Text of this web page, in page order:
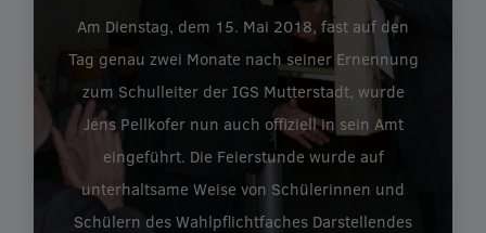
Am Dienstag, dem 15. Mai 2018, fast auf den
Tag genau zwei Monate nach seiner Ernennung
zum Schulleiter der IGS Mutterstadt, wurde
Jens Pellkofer nun auch offiziell in sein Amt
eingeführt. Die Feierstunde wurde auf
unterhaltsame Weise von Schülerinnen und
Schülern des Wahlpflichtfaches Darstellendes